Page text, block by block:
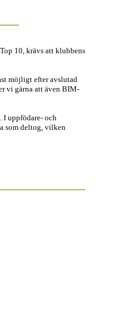
10, krävs att klubbens
möjligt efter avslutad
vi gärna att även BIM-
I uppfödare- och
som deltog, vilken